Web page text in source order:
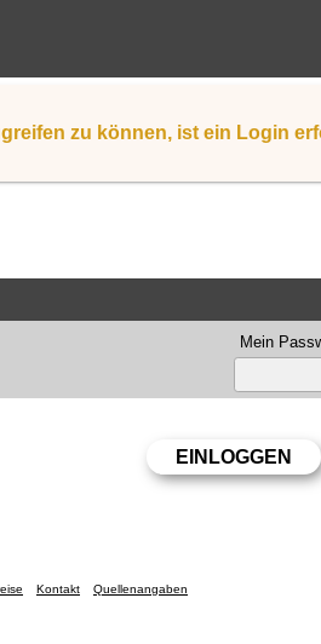
zu können, ist ein Login
Mein
Kontakt Quellenangaben